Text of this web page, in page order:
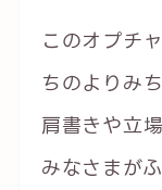
このオプチ
ちのよりみ
肩書きや立
みなさまが